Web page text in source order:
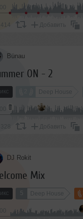
Добавить
Bünau
ON - 2
Deep House
Добавить
DJ Rokit
Mix
5 Deep House